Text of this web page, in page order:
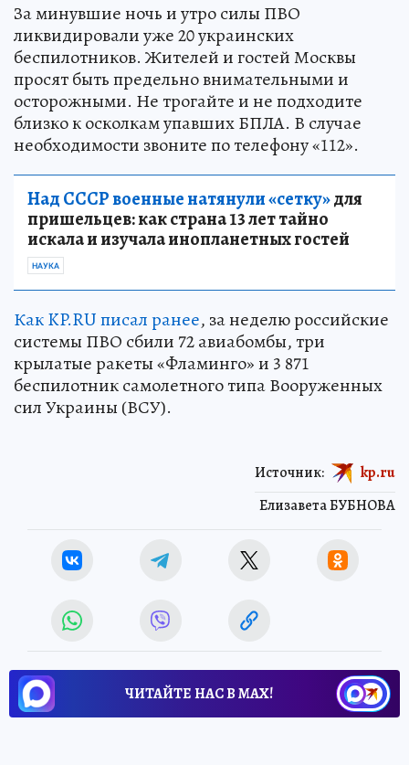
За минувшие ночь и утро силы ПВО
ликвидировали уже 20 украинских
беспилотников. Жителей и гостей Москвы
просят быть предельно внимательными и
осторожными. Не трогайте и не подходите
близко к осколкам упавших БПЛА. В случае
необходимости звоните по телефону «112».
Над СССР военные натянули «сетку»для
пришельцев: как страна 13 лет тайно
искала и изучала инопланетных гостей
НАУКА
Как KP.RU писал ранее, за неделю российские
системы ПВО сбили 72 авиабомбы, три
крылатые ракеты «Фламинго» и 3 871
беспилотник самолетного типа Вооруженных
сил Украины (ВСУ).
Елизавета БУБНОВА
Источник: kp.ru
ЧИТАЙТЕ НАС В МАХ!